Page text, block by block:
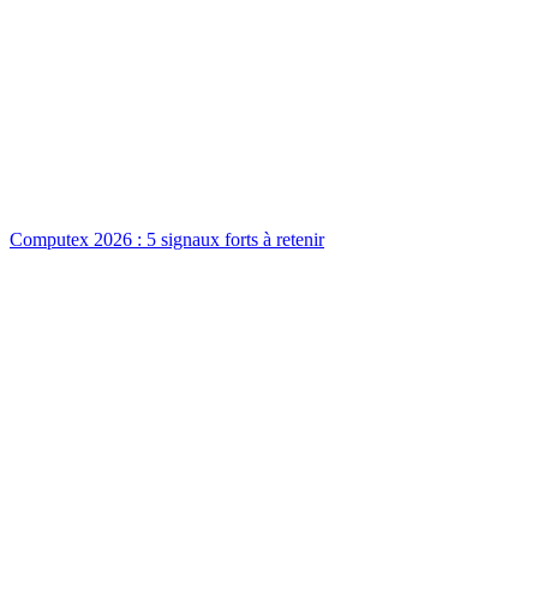
Computex 2026 : 5 signaux forts à retenir